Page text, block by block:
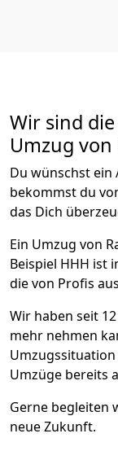
Wir sind
Umzug
Du wünschst
bekommst du
das Dich
Ein Umzug von
Beispiel HHH ist
die von Profis
Wir haben seit 12
mehr nehmen
Umzüge bereits
Gerne begleiten
neue Zukunft.